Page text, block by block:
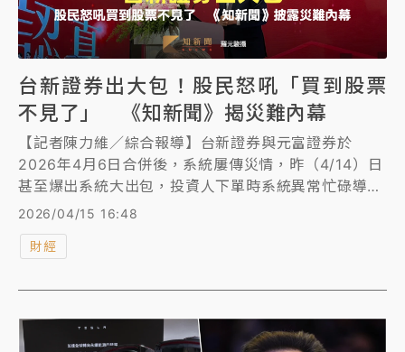
台新證券出大包！股民怒吼「買到股票
不見了」 《知新聞》揭災難內幕
【記者陳力維／綜合報導】台新證券與元富證券於
2026年4月6日合併後，系統屢傳災情，昨（4/14）日
甚至爆出系統大出包，投資人下單時系統異常忙碌導致
重複成交，今天還有投資人表示一早發現庫存遭「回
溯」、已買進股票消失的荒唐狀況，PO網怒吼表達強
烈不滿。金管會對此出面定調，若投資人權益因此受
出，此次災情肇因於高層輕忽系統整併的風險，不僅導
致基層員工日夜加班，壓力爆表在辦公室崩潰痛哭，更
可能引發內部離職潮與人事大地震。
2026/04/15 16:48
財經